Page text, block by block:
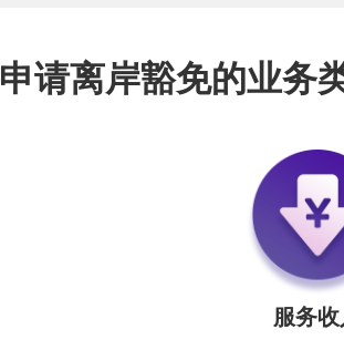
申请离岸豁免的业务
服务收